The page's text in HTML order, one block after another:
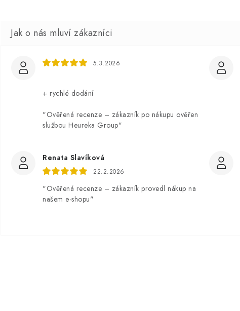
5.3.2026
+ rychlé dodání
"Ověřená recenze – zákazník po nákupu ověřen
službou Heureka Group"
Renata Slavíková
22.2.2026
"Ověřená recenze – zákazník provedl nákup na
našem e-shopu"